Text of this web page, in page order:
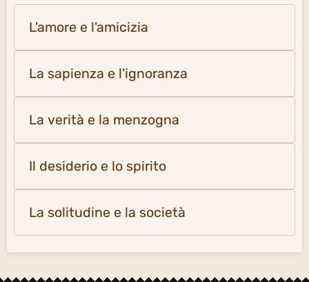
L'amore e l'amicizia
La sapienza e l'ignoranza
La verità e la menzogna
Il desiderio e lo spirito
La solitudine e la società